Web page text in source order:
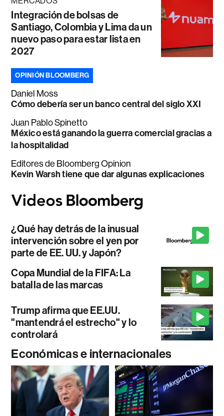
Integración de bolsas de
Santiago, Colombia y Lima da un
nuevo paso para estar lista en
2027
OPINIÓN BLOOMBERG
Daniel Moss
Cómo debería ser un banco central del siglo XXI
Juan Pablo Spinetto
México está ganando la guerra comercial gracias a
la hospitalidad
Editores de Bloomberg Opinion
Kevin Warsh tiene que dar algunas explicaciones
¿Qué hay detrás de la inusual
intervención sobre el yen por
parte de EE. UU. y Japón?
Copa Mundial de la FIFA: La
batalla de las marcas
Trump afirma que EE.UU.
"mantendrá el estrecho" y lo
controlará
Económicas e internacionales